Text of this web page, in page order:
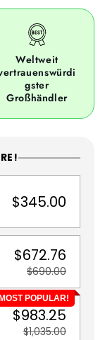
Weltweit
gster
Großhändler
$345.00
$672.76
$690.00
MOST POPULAR!
$983.25
$1,035.00